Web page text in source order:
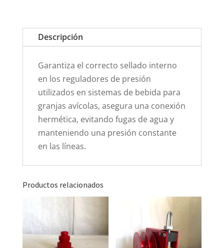
Descripción
Garantiza el correcto sellado interno
en los reguladores de presión
utilizados en sistemas de bebida para
granjas avícolas, asegura una conexión
hermética, evitando fugas de agua y
manteniendo una presión constante
en las líneas.
Productos relacionados